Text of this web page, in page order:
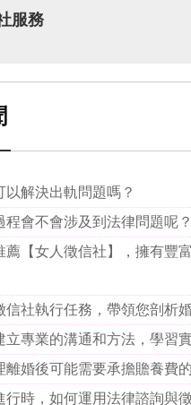
服務
以解決出軌問題嗎？
程會不會涉及到法律問題呢？
薦【女人徵信社】，擁有豐
信社執行任務，帶領您剖析
立專業的溝通和方法，學習
離婚後可能需要承擔贍養費
行時，如何運用法律諮詢與